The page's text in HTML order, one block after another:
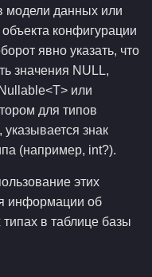
модели данных или
конфигурации
явно указать, что
значения NULL,
или
для типов
знак
(например, int?).
этих
информации об
в таблице базы